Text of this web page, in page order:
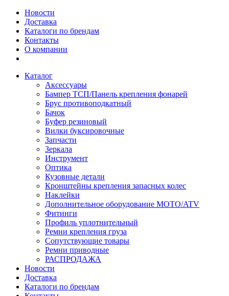
Новости
Доставка
Каталоги по брендам
Контакты
О компании
Каталог
Аксессуары
Бампер ТСП/Панель крепления фонарей
Брус противоподкатный
Бачок
Буфер резиновый
Вилки буксировочные
Запчасти
Зеркала
Инструмент
Оптика
Кузовные детали
Кронштейны крепления запасных колес
Наклейки
Дополнительное оборудование MOTO/ATV
Фитинги
Профиль уплотнительный
Ремни крепления груза
Сопутствующие товары
Ремни приводные
РАСПРОДАЖА
Новости
Доставка
Каталоги по брендам